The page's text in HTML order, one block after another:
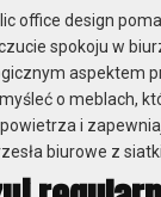
office design
spokoju w
aspektem
o meblach,
i
biurowe z siatki.